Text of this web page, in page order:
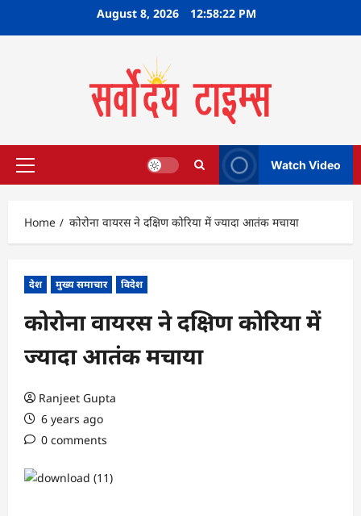
August 8, 2026 12:58:23 PM
Primary
Watch Video
Home कोरोना वायरस ने दक्षिण कोरिया में ज्यादा आतंक मचाया
देश मुख्य समाचार विदेश
कोरोना वायरस ने दक्षिण कोरिया में
ज्यादा आतंक मचाया
Ranjeet Gupta
6 years ago
0 comments